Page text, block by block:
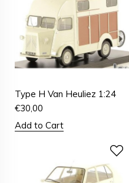
Type H Van Heuliez 1:24
€30,00
Add to Cart